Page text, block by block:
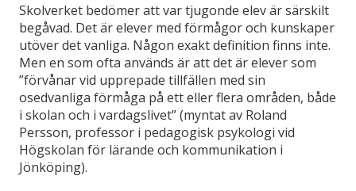
Skolverket bedömer att var tjugonde elev är särskilt
begåvad. Det är elever med förmågor och kunskaper
utöver det vanliga. Någon exakt definition finns inte.
Men en som ofta används är att det är elever som
”förvånar vid upprepade tillfällen med sin
osedvanliga förmåga på ett eller flera områden, både
i skolan och i vardagslivet” (myntat av Roland
Persson, professor i pedagogisk psykologi vid
Högskolan för lärande och kommunikation i
Jönköping).